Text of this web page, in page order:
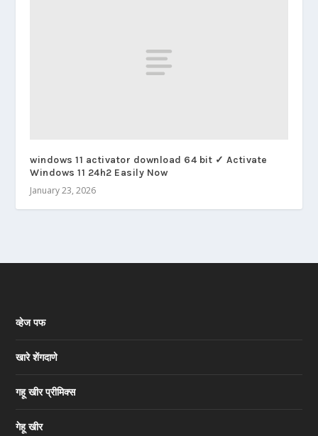
windows 11 activator download 64 bit ✓ Activate
Windows 11 24h2 Easily Now
January 23, 2026
व्हेज पफ
खारे शेंगदाणे
गहू खीर प्रीमिक्स
गेहू खीर